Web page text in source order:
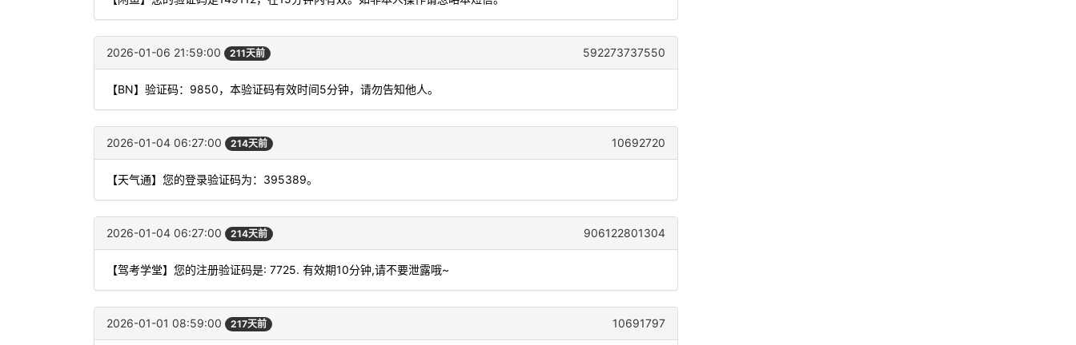
2026-01-06 21:59:00 211天前 592273737550
【BN】验证码：9850，本验证码有效时间5分钟，请勿告知他人。
2026-01-04 06:27:00 214天前 10692720
【天气通】您的登录验证码为：395389。
2026-01-04 06:27:00 214天前 906122801304
【驾考学堂】您的注册验证码是: 7725. 有效期10分钟,请不要泄露哦~
2026-01-01 08:59:00 217天前 10691797